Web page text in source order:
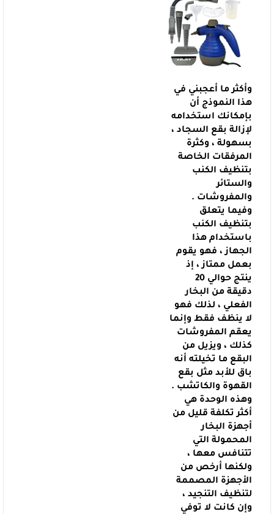
وأكثر ما أعجبني في
هذا النموذج أن
بإمكانك استخدامه
لإزالة بقع السجاد ،
بسهولة ، وكثرة
المرفقات الخاصة
بتنظيف الكنب
والستائر
والمفروشات .
وفيما يتعلق
بتنظيف الكنب
باستخدام هذا
الجهاز ، فهو يقوم
بعمل ممتاز ، إذ
ينتج حوالي 20
دقيقة من البخار
الفعلي ، لذلك فهو
لا ينظف فقط وإنما
يعقم المفروشات
كذلك ، ويزيل من
البقع ما تخيلته أنه
باق للأبد مثل بقع
القهوة والكاتشب .
وهذه الوحدة هي
أكثر تكلفة قليل من
أجهزة البخار
المحمولة التي
تتنافس معها ،
ولكنها أرخص من
الأجهزة المصممة
لتنظيف التنجيد ،
وإن كانت لا توفي